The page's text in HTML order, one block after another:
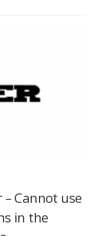
– Cannot use
in the